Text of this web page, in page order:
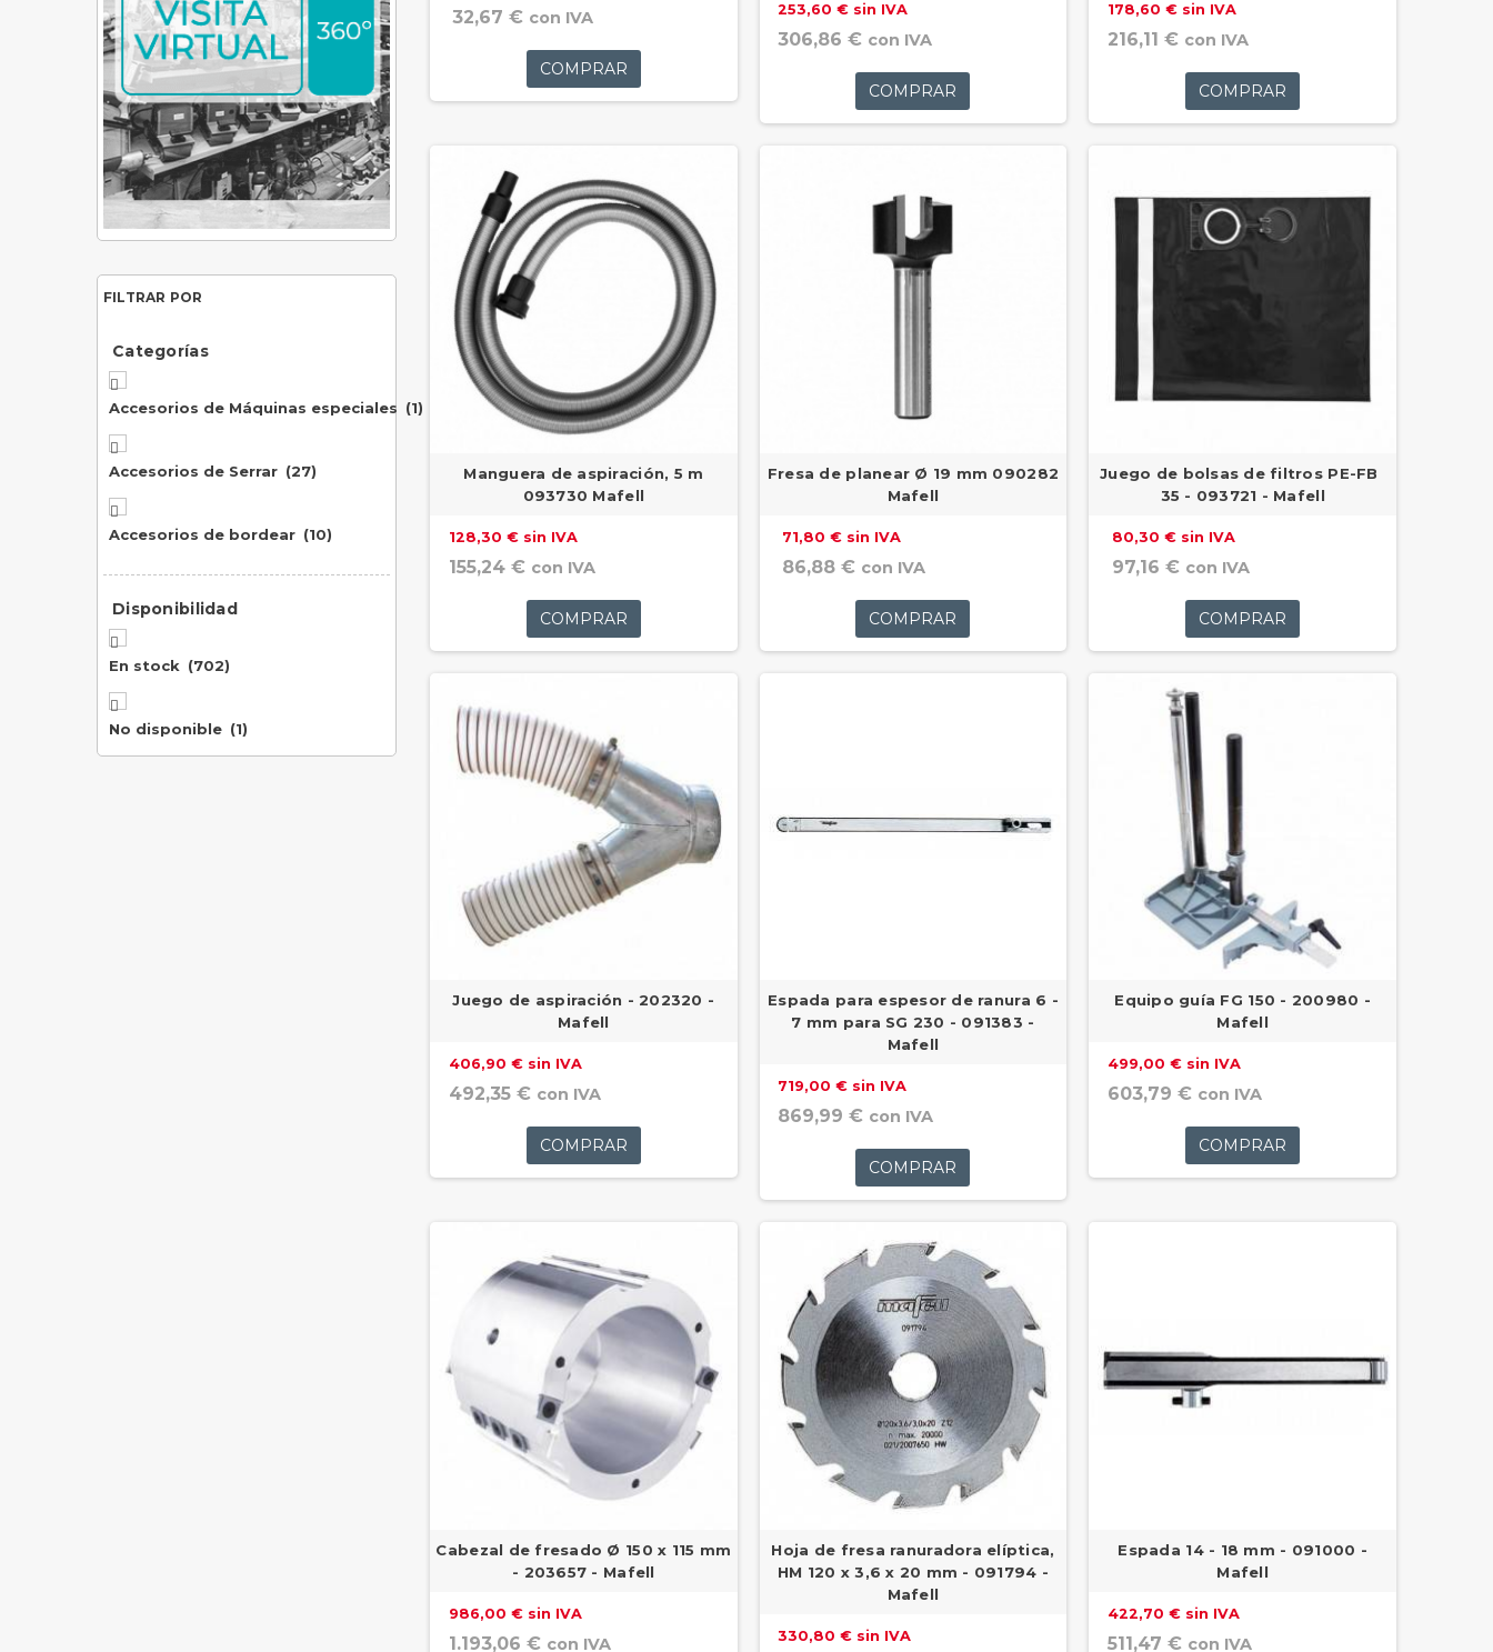
FILTRAR POR
Categorías

Accesorios de Máquinas especiales (1)

Accesorios de Serrar (27)

Accesorios de bordear (10)
Disponibilidad

En stock (702)

No disponible (1)
32,67 € con IVA
COMPRAR
253,60 € sin IVA
306,86 € con IVA
COMPRAR
178,60 € sin IVA
216,11 € con IVA
COMPRAR
Manguera de aspiración, 5 m
093730 Mafell
128,30 € sin IVA
155,24 € con IVA
COMPRAR
Fresa de planear Ø 19 mm 090282
Mafell
71,80 € sin IVA
86,88 € con IVA
COMPRAR
Juego de bolsas de filtros PE-FB
35 - 093721 - Mafell
80,30 € sin IVA
97,16 € con IVA
COMPRAR
Juego de aspiración - 202320 -
Mafell
406,90 € sin IVA
492,35 € con IVA
COMPRAR
Espada para espesor de ranura 6 -
7 mm para SG 230 - 091383 -
Mafell
719,00 € sin IVA
869,99 € con IVA
COMPRAR
Equipo guía FG 150 - 200980 -
Mafell
499,00 € sin IVA
603,79 € con IVA
COMPRAR
Cabezal de fresado Ø 150 x 115 mm
- 203657 - Mafell
986,00 € sin IVA
1.193,06 € con IVA
Hoja de fresa ranuradora elíptica,
HM 120 x 3,6 x 20 mm - 091794 -
Mafell
330,80 € sin IVA
Espada 14 - 18 mm - 091000 -
Mafell
422,70 € sin IVA
511,47 € con IVA